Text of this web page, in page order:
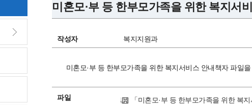
미혼모·부 등 한부모가족을 위한 복지서
작성자 복지지원과
미혼모·부 등 한부모가족을 위한 복지서비스 안내책자 파일
파일 「미혼모·부 등 한부모가족을 위한 복